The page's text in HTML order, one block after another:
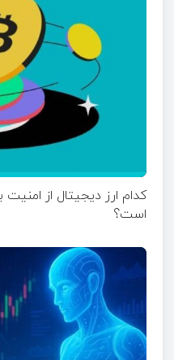
کدام ارز دیجیتال از امنیت
است؟